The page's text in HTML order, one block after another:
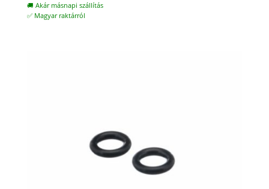
🚚 Akár másnapi szállítás
✅ Magyar raktárról